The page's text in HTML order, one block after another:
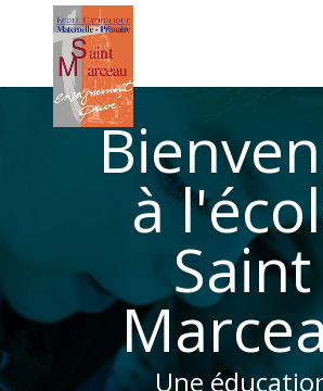
à
Saint
Une